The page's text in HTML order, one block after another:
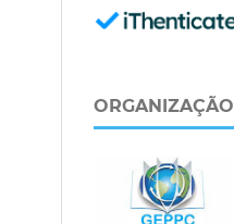
ORGANIZAÇÃO